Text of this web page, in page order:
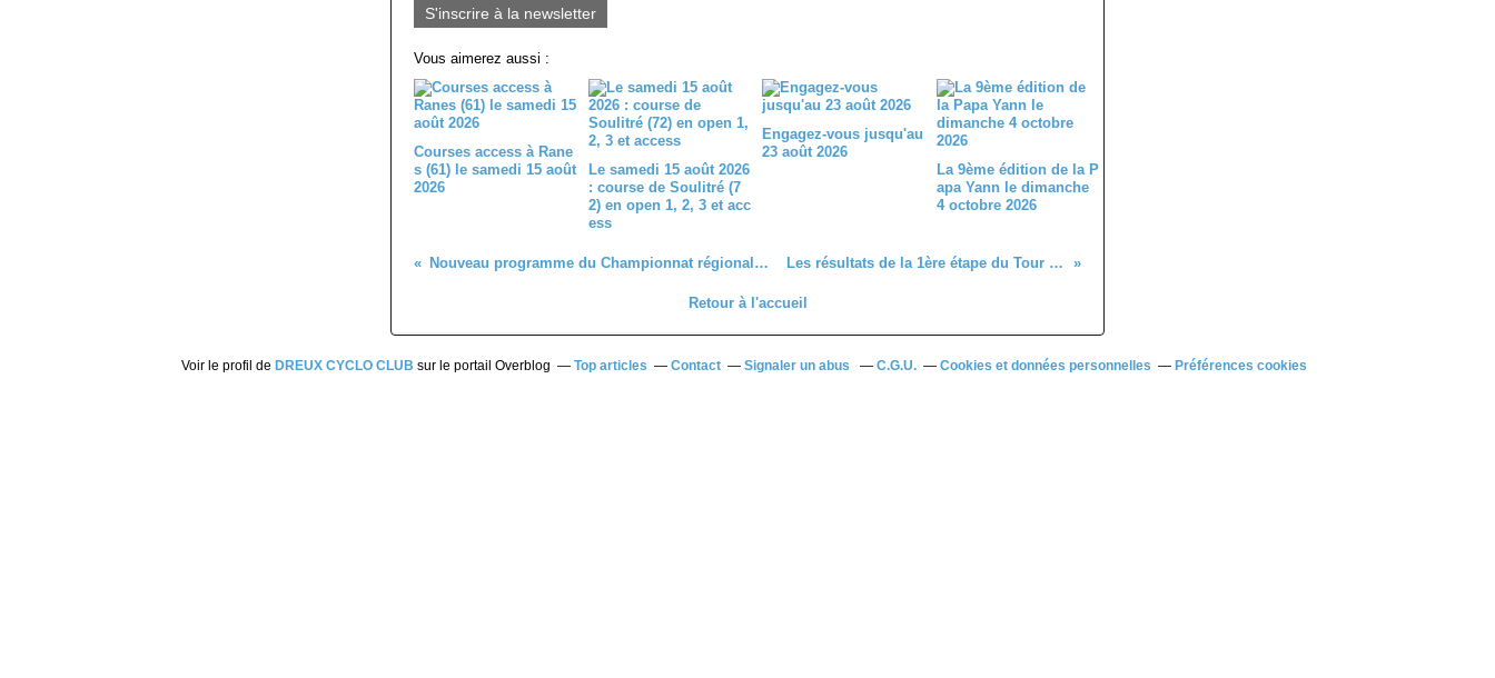
S'inscrire à la newsletter
Vous aimerez aussi :
Courses access à Rane
s (61) le samedi 15 août
2026
Le samedi 15 août 2026
: course de Soulitré (7
2) en open 1, 2, 3 et acc
ess
Engagez-vous jusqu'au
23 août 2026
La 9ème édition de la P
apa Yann le dimanche
4 octobre 2026
Nouveau programme du Championnat régional piste du samedi 14 juin au vélodrome de St Denis de l'Hôtel (45) Les résultats de la 1ère étape du Tour d'Eure et loir du vendredi 13 juin de Brou à Brezolles
Retour à l'accueil
Voir le profil de DREUX CYCLO CLUB sur le portail Overblog Top articles Contact Signaler un abus C.G.U. Cookies et données personnelles Préférences cookies